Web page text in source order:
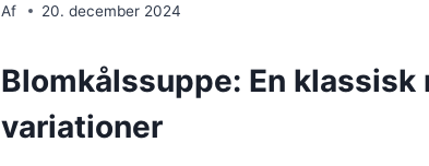
Af 20. december 2024
Blomkålssuppe: En klassisk
variationer